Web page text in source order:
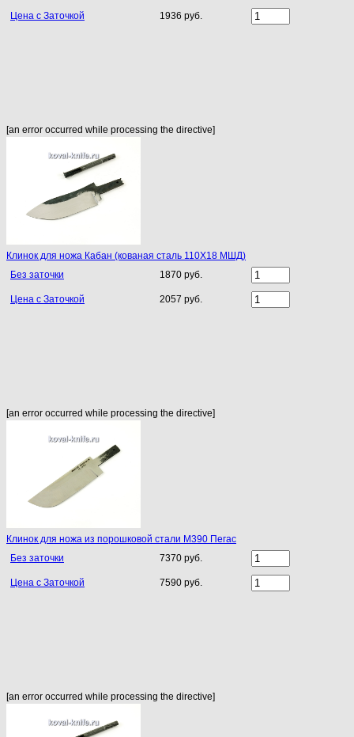
Цена с Заточкой 1936 руб.
[an error occurred while processing the directive]
Клинок для ножа Кабан (кованая сталь 110Х18 МШД)
Без заточки
1870 руб.
Цена с Заточкой 2057 руб.
[an error occurred while processing the directive]
Клинок для ножа из порошковой стали M390 Пегас
Без заточки
7370 руб.
Цена с Заточкой 7590 руб.
[an error occurred while processing the directive]